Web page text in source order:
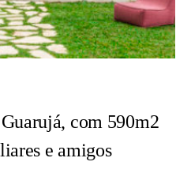
com 590m2
e amigos